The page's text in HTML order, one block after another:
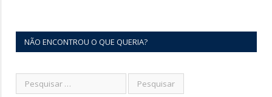
NÃO ENCONTROU O QUE QUERIA?